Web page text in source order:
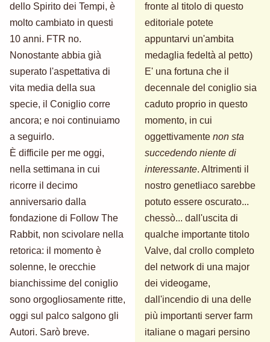
dello Spirito dei Tempi, è
molto cambiato in questi
10 anni. FTR no.
Nonostante abbia già
superato l'aspettativa di
vita media della sua
specie, il Coniglio corre
ancora; e noi continuiamo
a seguirlo.
È difficile per me oggi,
nella settimana in cui
ricorre il decimo
anniversario dalla
fondazione di Follow The
Rabbit, non scivolare nella
retorica: il momento è
solenne, le orecchie
bianchissime del coniglio
sono orgogliosamente ritte,
oggi sul palco salgono gli
Autori. Sarò breve.
fronte al titolo di questo
editoriale potete
appuntarvi un'ambita
medaglia fedeltà al petto)
E' una fortuna che il
decennale del coniglio sia
caduto proprio in questo
momento, in cui
oggettivamente non sta
succedendo niente di
interessante. Altrimenti il
nostro genetliaco sarebbe
potuto essere oscurato...
chessò... dall'uscita di
qualche importante titolo
Valve, dal crollo completo
del network di una major
dei videogame,
dall'incendio di una delle
più importanti server farm
italiane o magari persino